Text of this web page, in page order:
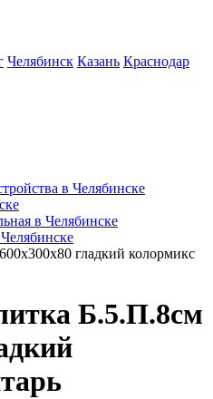
Челябинск Казань Краснодар
в Челябинске
в Челябинске
гладкий колормикс
Б.5.П.8см